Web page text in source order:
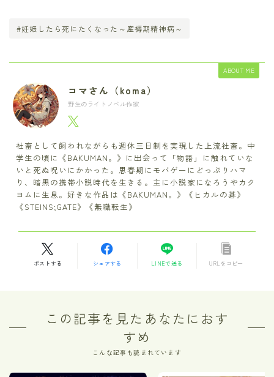
#妊娠したら死にたくなった～産褥期精神病～
ABOUT ME
コマさん（koma）
野生のライトノベル作家
社畜として飼われながらも週休三日制を実現した上流社畜。中
学生の頃に《BAKUMAN。》に出会って「物語」に触れていな
いと死ぬ呪いにかかった。思春期にモバゲーにどっぷりハマ
り、暗黒の携帯小説時代を生きる。主に小説家になろうやカク
ヨムに生息。好きな作品は《BAKUMAN。》《ヒカルの碁》
《STEINS;GATE》《無職転生》
ポストする シェアする LINEで送る URLをコピー
この記事を見たあなたにおす
すめ
こんな記事も読まれています